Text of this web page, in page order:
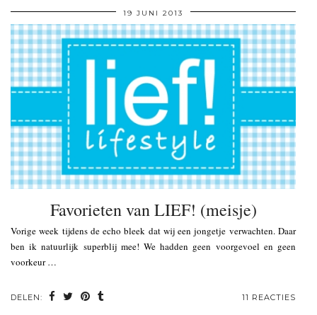
19 JUNI 2013
Favorieten van LIEF! (meisje)
Vorige week tijdens de echo bleek dat wij een jongetje verwachten. Daar
ben ik natuurlijk superblij mee! We hadden geen voorgevoel en geen
voorkeur …
DELEN: 11 REACTIES